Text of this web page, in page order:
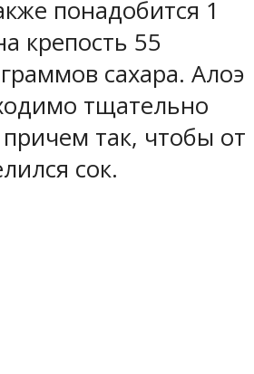
понадобится 1
крепость 55
сахара. Алоэ
тщательно
так, чтобы от
сок.